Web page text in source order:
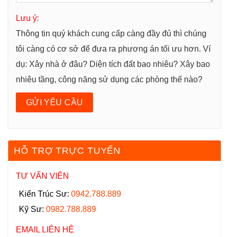
Lưu ý:
Thông tin quý khách cung cấp càng đầy đủ thì chúng
tôi càng có cơ sở để đưa ra phương án tối ưu hơn. Ví
dụ: Xây nhà ở đâu? Diện tích đất bao nhiêu? Xây bao
nhiêu tầng, công năng sử dụng các phòng thế nào?
HỖ TRỢ TRỰC TUYẾN
TƯ VẤN VIÊN
Kiến Trúc Sư: 0942.788.889
Kỹ Sư: 0982.788.889
EMAIL LIÊN HỆ